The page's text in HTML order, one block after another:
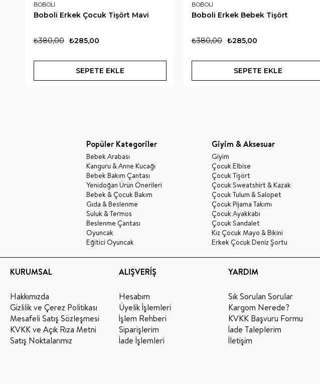
BOBOLİ
Boboli Erkek Çocuk Tişört Mavi
₺285,00
₺380,00
SEPETE EKLE
BOBOLİ
Boboli Erkek Bebek Tişört
₺285,00
₺380,00
SEPETE EKLE
Popüler Kategoriler
Bebek Arabası
Kanguru & Anne Kucağı
Bebek Bakım Çantası
Yenidoğan Ürün Önerileri
Bebek & Çocuk Bakım
Gıda & Beslenme
Suluk & Termos
Beslenme Çantası
Oyuncak
Eğitici Oyuncak
Giyim & Aksesuar
Giyim
Çocuk Elbise
Çocuk Tişört
Çocuk Sweatshirt & Kazak
Çocuk Tulum & Salopet
Çocuk Pijama Takımı
Çocuk Ayakkabı
Çocuk Sandalet
Kız Çocuk Mayo & Bikini
Erkek Çocuk Deniz Şortu
KURUMSAL
Hakkımızda
Gizlilik ve Çerez Politikası
Mesafeli Satış Sözleşmesi
KVKK ve Açık Rıza Metni
Satış Noktalarımız
ALIŞVERİŞ
Hesabım
Üyelik İşlemleri
İşlem Rehberi
Siparişlerim
İade İşlemleri
YARDIM
Sık Sorulan Sorular
Kargom Nerede?
KVKK Başvuru Formu
İade Taleplerim
İletişim